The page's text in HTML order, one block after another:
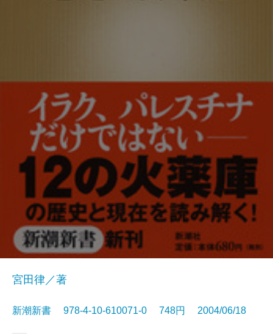
宮田律／著
新潮新書 978-4-10-610071-0 748円 2004/06/18